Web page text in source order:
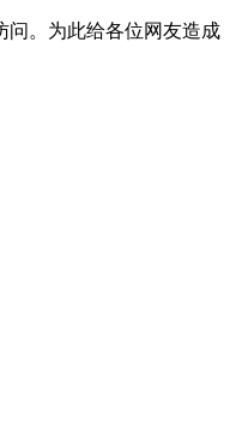
问。为此给各位网友造成